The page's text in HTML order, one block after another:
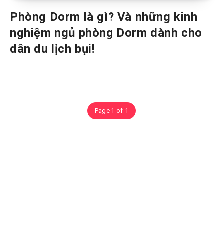
Phòng Dorm là gì? Và những kinh
nghiệm ngủ phòng Dorm dành cho
dân du lịch bụi!
Page 1 of 1